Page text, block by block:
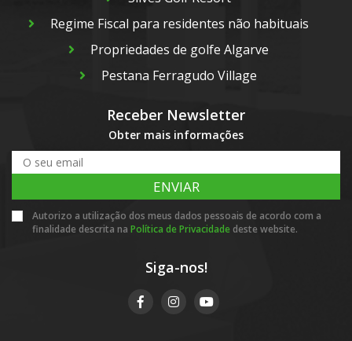
Regime Fiscal para residentes não habituais
Propriedades de golfe Algarve
Pestana Ferragudo Village
Receber Newsletter
Obter mais informações
ENVIAR
Autorizo a utilização dos meus dados pessoais de acordo com a
finalidade descrita na Política de Privacidade deste website.
Siga-nos!